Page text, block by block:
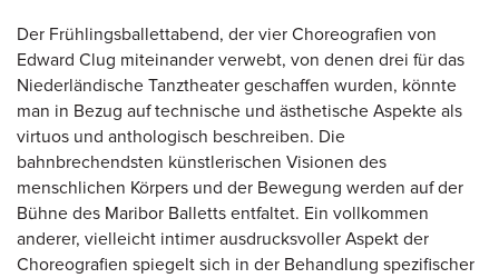
Der Frühlingsballettabend, der vier Choreografien von
Edward Clug miteinander verwebt, von denen drei für das
Niederländische Tanztheater geschaffen wurden, könnte
man in Bezug auf technische und ästhetische Aspekte als
virtuos und anthologisch beschreiben. Die
bahnbrechendsten künstlerischen Visionen des
menschlichen Körpers und der Bewegung werden auf der
Bühne des Maribor Balletts entfaltet. Ein vollkommen
anderer, vielleicht intimer ausdrucksvoller Aspekt der
Choreografien spiegelt sich in der Behandlung spezifischer